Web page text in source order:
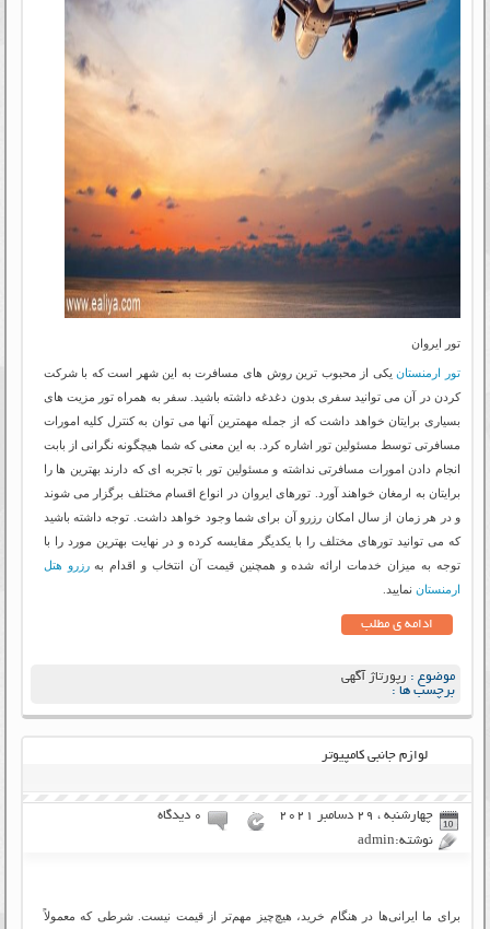
تور ایروان
تور ارمنستانیکی از محبوب ترین روش های مسافرت به این شهر است که با شرکت
کردن در آن می توانید سفری بدون دغدغه داشته باشید. سفر به همراه تور مزیت های
بسیاری برایتان خواهد داشت که از جمله مهمترین آنها می توان به کنترل کلیه امورات
مسافرتی توسط مسئولین تور اشاره کرد. به این معنی که شما هیچگونه نگرانی از بابت
انجام دادن امورات مسافرتی نداشته و مسئولین تور با تجربه ای که دارند بهترین ها را
برایتان به ارمغان خواهند آورد. تورهای ایروان در انواع اقسام مختلف برگزار می شوند
و در هر زمان از سال امکان رزرو آن برای شما وجود خواهد داشت. توجه داشته باشید
که می توانید تورهای مختلف را با یکدیگر مقایسه کرده و در نهایت بهترین مورد را با
توجه به میزان خدمات ارائه شده و همچنین قیمت آن انتخاب و اقدام بهرزرو هتل
ارمنستان نمایید.
ادامه ی مطلب
موضوع : رپورتاژ آگهی
برچسب ها :
لوازم جانبی کامپیوتر
چهارشنبه ، 29 دسامبر 2021
۰ دیدگاه
نوشته:admin
برای ما ایرانی‌ها در هنگام خرید، هیچ‌چیز مهم‌تر از قیمت نیست. شرطی که معمولاً